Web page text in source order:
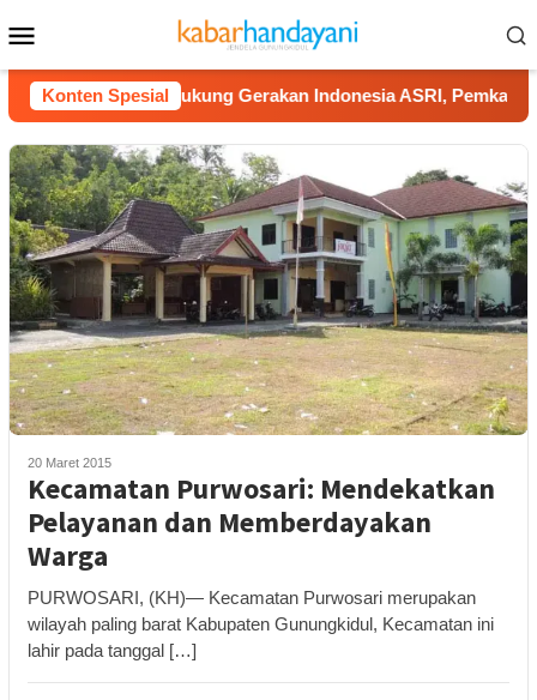
ke
kontenMobile
Konten SpesialDukung Gerakan Indonesia ASRI, Pemkab
20 Maret 2015
Kecamatan Purwosari: Mendekatkan
Pelayanan dan Memberdayakan
Warga
PURWOSARI, (KH)— Kecamatan Purwosari merupakan
wilayah paling barat Kabupaten Gunungkidul, Kecamatan ini
lahir pada tanggal […]